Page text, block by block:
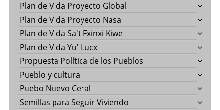
Plan de Vida Proyecto Global
Plan de Vida Proyecto Nasa
Plan de Vida Sa't Fxinxi Kiwe
Plan de Vida Yu' Lucx
Propuesta Política de los Pueblos
Pueblo y cultura
Puebo Nuevo Ceral
Semillas para Seguir Viviendo